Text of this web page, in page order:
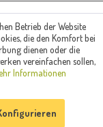
2 | 45659
muehle.de
Betrieb der Website
die den Komfort bei
dienen oder die
vereinfachen sollen,
Informationen